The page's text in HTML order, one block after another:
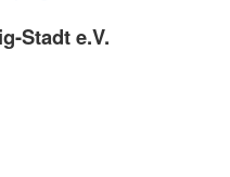
Stadt e.V.